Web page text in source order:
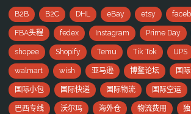
B2B B2C DHL eBay etsy
FBA头程 fedex Instagram Prime Day
shopee Shopify Temu Tik Tok UPS
walmart wish 亚马逊 博鳌论坛 国
国际小包 国际快递 国际物流 国际空运
巴西专线 沃尔玛 海外仓 物流费用